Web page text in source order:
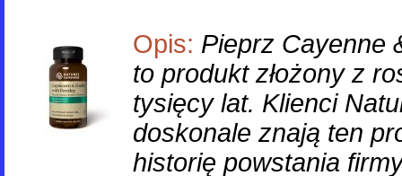
Opis: Pieprz Cayenne
to produkt złożony z
tysięcy lat. Klienci
doskonale znają ten
historię powstania